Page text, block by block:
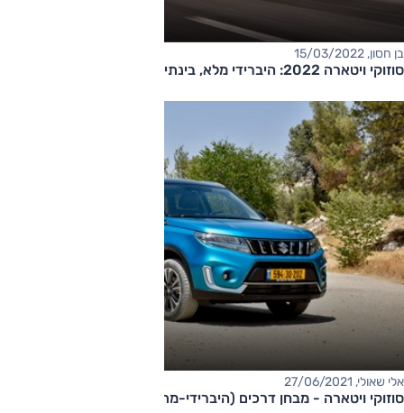
בן חסון, 15/03/2022
סוזוקי ויטארה 2022: היברידי מלא, בינתיים באירופה
אלי שאולי, 27/06/2021
סוזוקי ויטארה - מבחן דרכים (היברידי-מתון, מתיחת פנים)